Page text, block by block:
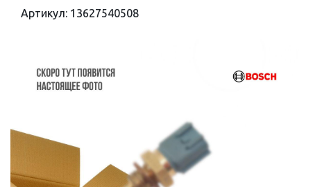
Артикул: 13627540508